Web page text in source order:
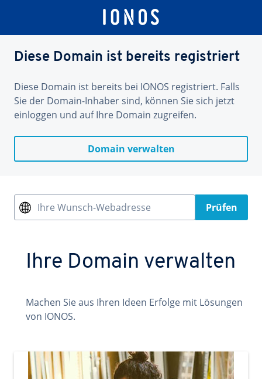
Diese Domain ist bereits registriert
Diese Domain ist bereits bei IONOS registriert. Falls
Sie der Domain-Inhaber sind, können Sie sich jetzt
einloggen und auf Ihre Domain zugreifen.
Domain verwalten
Ihre Wunsch-Webadresse Prüfen
Ihre Domain verwalten
Machen Sie aus Ihren Ideen Erfolge mit Lösungen
von IONOS.